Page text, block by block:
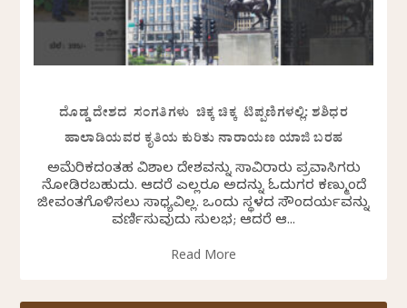
ದೊಡ್ಡ ದೇಶದ ಸಂಗತಿಗಳು ಚಿಕ್ಕ ಚಿಕ್ಕ ಟಿಪ್ಪಣಿಗಳಲ್ಲಿ: ಶಶಿಧರ
ಹಾಲಾಡಿಯವರ ಕೃತಿಯ ಕುರಿತು ನಾರಾಯಣ ಯಾಜಿ ಬರಹ
ಅಮೆರಿಕದಂತಹ ವಿಶಾಲ ದೇಶವನ್ನು ಸಾವಿರಾರು ಪ್ರವಾಸಿಗರು
ನೋಡಿರಬಹುದು. ಆದರೆ ಎಲ್ಲರೂ ಅದನ್ನು ಓದುಗರ ಕಣ್ಮುಂದೆ
ಜೀವಂತಗೊಳಿಸಲು ಸಾಧ್ಯವಿಲ್ಲ. ಒಂದು ಸ್ಥಳದ ಸೌಂದರ್ಯವನ್ನು
ವರ್ಣಿಸುವುದು ಸುಲಭ; ಆದರೆ ಆ...
Read More